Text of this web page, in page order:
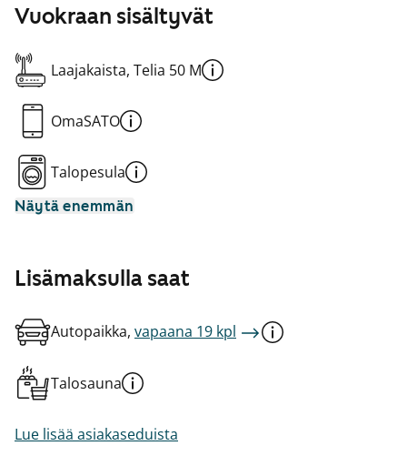
Vuokraan sisältyvät
Laajakaista, Telia 50 M
OmaSATO
Talopesula
Näytä enemmän
Lisämaksulla saat
Autopaikka, vapaana 19 kpl
Talosauna
Lue lisää asiakaseduista